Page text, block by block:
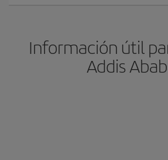
Información útil
Addis